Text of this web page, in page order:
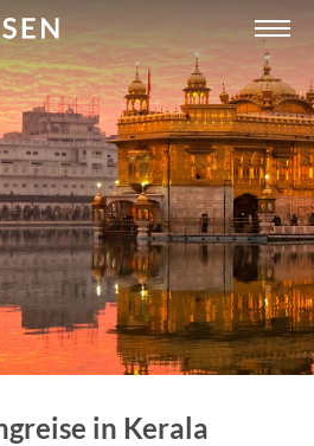
in Kerala